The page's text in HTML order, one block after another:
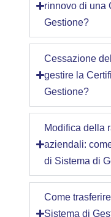
rinnovo di una
Gestione?
Cessazione
gestire la
Gestione?
Modifica della
aziendali:
di Sistema di
Come
Sistema di